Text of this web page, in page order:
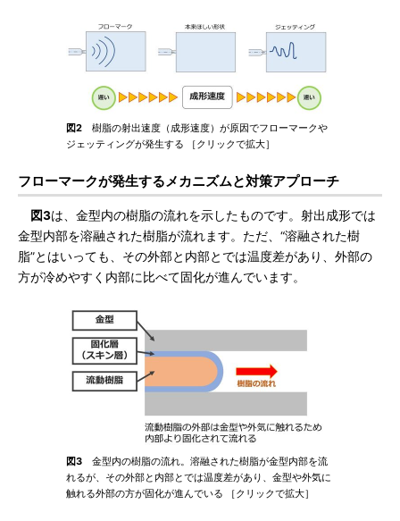
図2 樹脂の射出速度（成形速度）が原因でフローマークや
ジェッティングが発生する ［クリックで拡大］
フローマークが発生するメカニズムと対策アプローチ
図3は、金型内の樹脂の流れを示したものです。射出成形では
金型内部を溶融された樹脂が流れます。ただ、“溶融された樹
脂”とはいっても、その外部と内部とでは温度差があり、外部の
方が冷めやすく内部に比べて固化が進んでいます。
図3 金型内の樹脂の流れ。溶融された樹脂が金型内部を流
れるが、その外部と内部とでは温度差があり、金型や外気に
触れる外部の方が固化が進んでいる ［クリックで拡大］